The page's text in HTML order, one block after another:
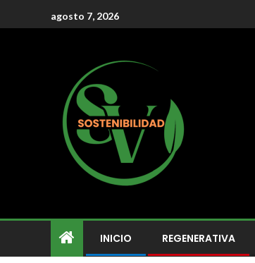
agosto 7, 2026
INICIO REGENERATIVA